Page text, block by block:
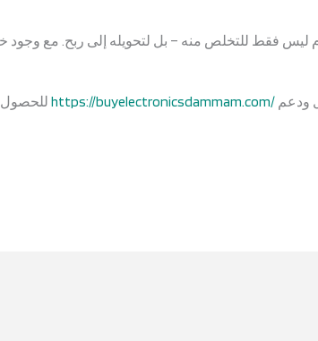
ليس فقط للتخلص منه – بل لتحويله إلى ربح. مع وجود
للحصول https://buyelectronicsdammam.com/لمساعدتك على اتخاذ قرار أفضل ودعم